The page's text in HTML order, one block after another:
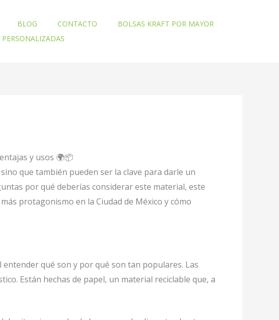
BLOG CONTACTO
BOLSAS KRAFT POR MAYOR
y usos 🌍📦
que también pueden ser la clave para darle un
por qué deberías considerar este material, este
protagonismo en la Ciudad de México y cómo
qué son y por qué son tan populares. Las
Están hechas de papel, un material reciclable que, a